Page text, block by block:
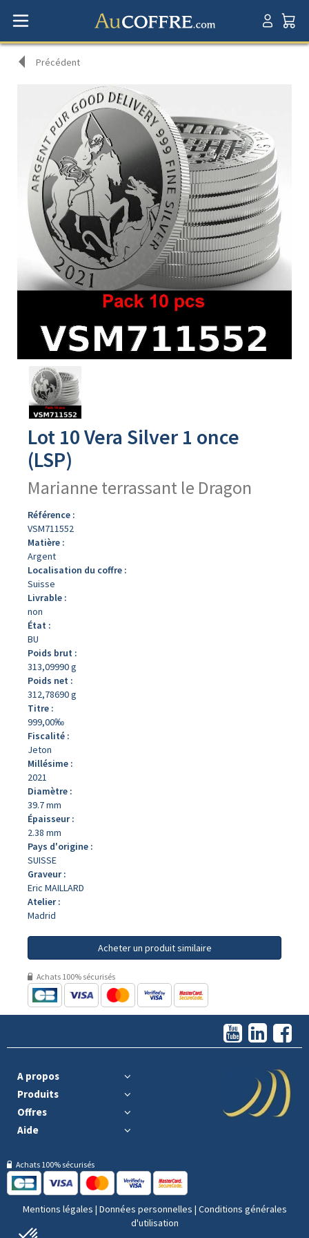
Précédent
produit
Lot 10 Vera Silver 1 once
(LSP)
Marianne terrassant le Dragon
Référence :
VSM711552
Matière :
Argent
Localisation du coffre :
Suisse
Livrable :
non
État :
BU
Poids brut :
313,09990 g
Poids net :
312,78690 g
Titre :
999,00‰
Fiscalité :
Jeton
Millésime :
2021
Diamètre :
39.7 mm
Épaisseur :
2.38 mm
Pays d'origine :
SUISSE
Graveur :
Eric MAILLARD
Atelier :
Madrid
Acheter un produit similaire
Achats 100% sécurisés
A propos
Produits
Offres
Aide
Achats 100% sécurisés
Mentions légales | Données personnelles | Conditions générales
d'utilisation